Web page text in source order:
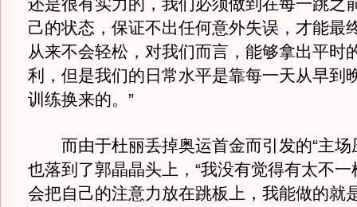
还是很有实力的，我们必须做到在每一跳之
己的状态，保证不出任何意外失误，才能最
从来不会轻松，对我们而言，能够拿出平时
利，但是我们的日常水平是靠每一天从早到
训练换来的。”
而由于杜丽丢掉奥运首金而引发的“主场
也落到了郭晶晶头上，“我没有觉得有太不
会把自己的注意力放在跳板上，我能做的就